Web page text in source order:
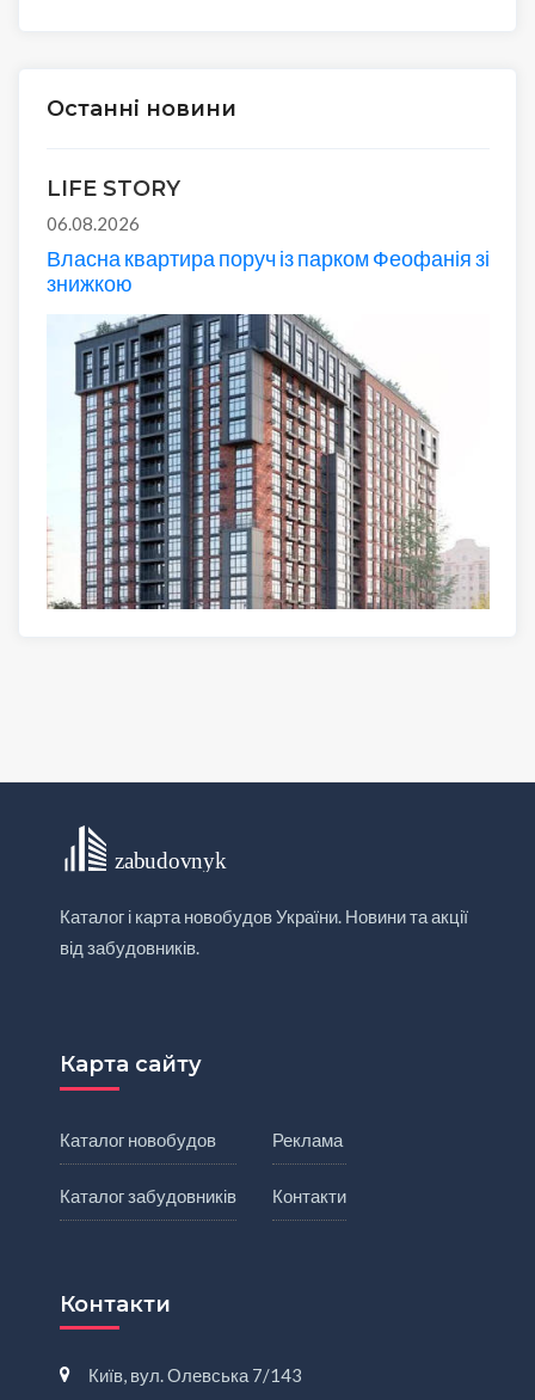
Останні новини
LIFE STORY
06.08.2026
Власна квартира поруч із парком Феофанія зі
знижкою
Каталог і карта новобудов України. Новини та акції
від забудовників.
Карта сайту
Каталог новобудов
Каталог забудовників
Реклама
Контакти
Контакти
Київ, вул. Олевська 7/143